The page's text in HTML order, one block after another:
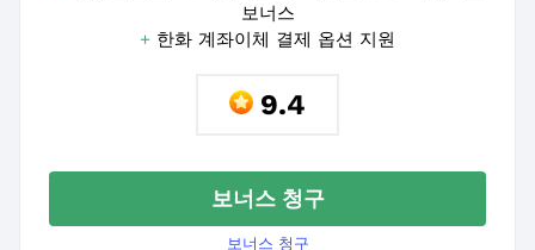
보너스
+ 한화 계좌이체 결제 옵션 지원
9.4
보너스 청구
보너스 청구